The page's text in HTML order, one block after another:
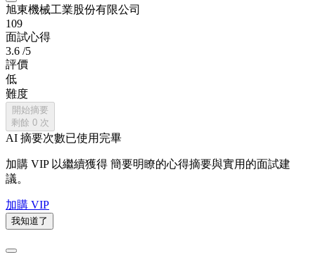
旭東機械工業股份有限公司
109
面試心得
3.6 /5
評價
低
難度
開始摘要
剩餘 0 次
AI 摘要次數已使用完畢
加購 VIP 以繼續獲得 簡要明瞭的心得摘要與實用的面試建
議。
加購 VIP
我知道了